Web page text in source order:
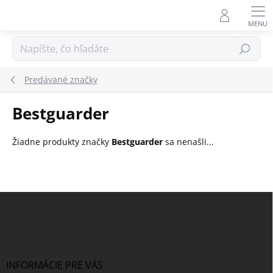
Hľadať
Predávané značky
Bestguarder
Žiadne produkty značky Bestguarder sa nenašli...
INFORMÁCIE PRE VÁS